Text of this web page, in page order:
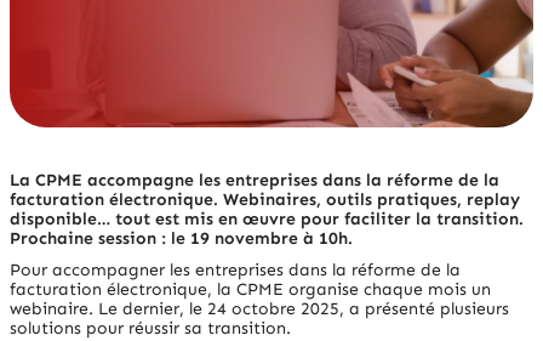
La CPME accompagne les entreprises dans la réforme de la
facturation électronique. Webinaires, outils pratiques, replay
disponible… tout est mis en œuvre pour faciliter la transition.
Prochaine session : le 19 novembre à 10h.
Pour accompagner les entreprises dans la réforme de la
facturation électronique, la CPME organise chaque mois un
webinaire. Le dernier, le 24 octobre 2025, a présenté plusieurs
solutions pour réussir sa transition.